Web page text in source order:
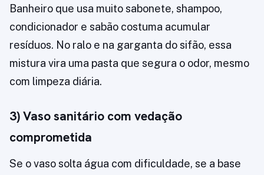
Banheiro que usa muito sabonete, shampoo,
condicionador e sabão costuma acumular
resíduos. No ralo e na garganta do sifão, essa
mistura vira uma pasta que segura o odor, mesmo
com limpeza diária.
3) Vaso sanitário com vedação
comprometida
Se o vaso solta água com dificuldade, se a base